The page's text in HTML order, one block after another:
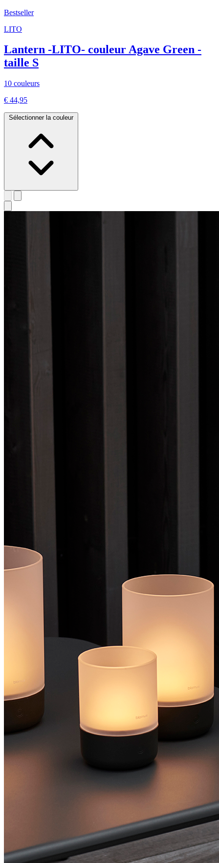
Bestseller
LITO
Lantern -LITO- couleur Agave Green -
taille S
10 couleurs
€ 44,95
Sélectionner la couleur